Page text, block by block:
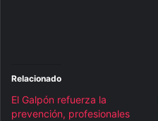
Relacionado
El Galpón refuerza la
prevención, profesionales